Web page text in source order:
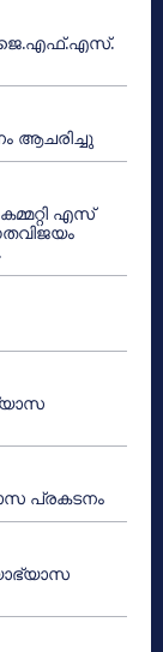
ജെ.എഫ്.എസ്.
ആചരിച്ചു
എസ്
പ്രകടനം